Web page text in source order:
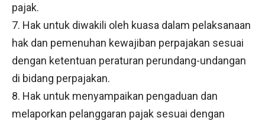
pajak.
7. Hak untuk diwakili oleh kuasa dalam pelaksanaan
hak dan pemenuhan kewajiban perpajakan sesuai
dengan ketentuan peraturan perundang-undangan
di bidang perpajakan.
8. Hak untuk menyampaikan pengaduan dan
melaporkan pelanggaran pajak sesuai dengan